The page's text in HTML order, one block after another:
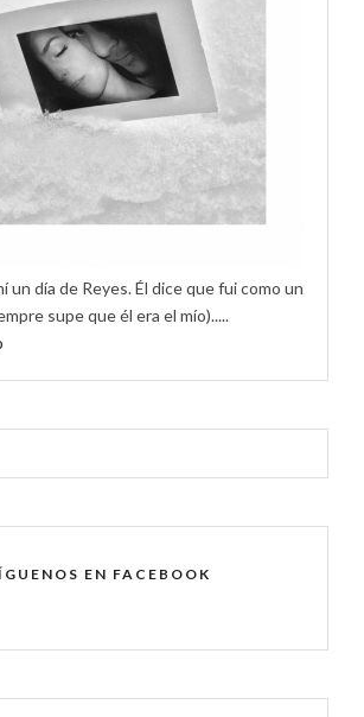
un día de Reyes. Él dice que fui como un
supe que él era el mío).....
EN FACEBOOK